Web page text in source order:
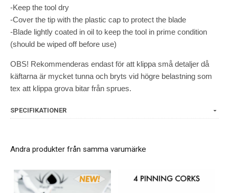
-Keep the tool dry
-Cover the tip with the plastic cap to protect the blade
-Blade lightly coated in oil to keep the tool in prime condition
(should be wiped off before use)
OBS! Rekommenderas endast för att klippa små detaljer då
käftarna är mycket tunna och bryts vid högre belastning som
tex att klippa grova bitar från sprues.
SPECIFIKATIONER
Andra produkter från samma varumärke